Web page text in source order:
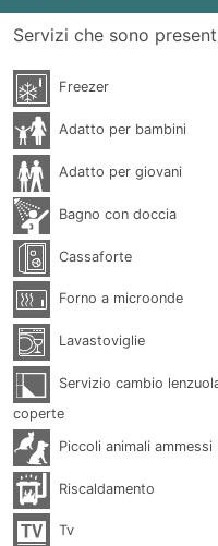
Servizi che sono
Freezer
Adatto per bambini
Adatto per giovani
Bagno con doccia
Cassaforte
Forno a microonde
Lavastoviglie
Servizio cambio
coperte
Piccoli animali ammessi
Riscaldamento
Tv